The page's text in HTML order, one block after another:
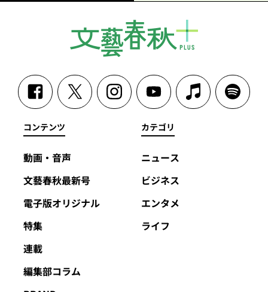
コンテンツ
動画・音声
文藝春秋最新号
電子版オリジナル
特集
連載
編集部コラム
カテゴリ
ニュース
ビジネス
エンタメ
ライフ